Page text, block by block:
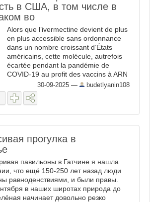
в США, в том числе в
во
Alors que l’ivermectine devient de plus
en plus accessible sans ordonnance
dans un nombre croissant d’États
américains, cette molécule, autrefois
écartée pendant la pandémie de
COVID-19 au profit des vaccins à ARN
messager, revient ...
30-09-2025 — budetlyanin108
прогулка в
павильоны в Гатчине я нашла
что ещё 150-250 лет назад люди
равноденствиями, и были правы.
в наших широтах природа до
начинает довольно резко